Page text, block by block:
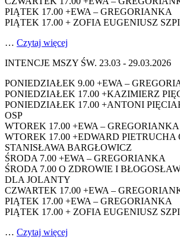
PIĄTEK 17.00 +EWA – GREGORIANKA
PIĄTEK 17.00 + ZOFIA EUGENIUSZ
… Czytaj więcej
INTENCJE MSZY ŚW. 23.03 - 29.03.2026
PONIEDZIAŁEK 9.00 +EWA –
PONIEDZIAŁEK 17.00 +KAZIMIERZ
PONIEDZIAŁEK 17.00 +ANTONI
OSP
WTOREK 17.00 +EWA – GREGORIANKA
WTOREK 17.00 +EDWARD
STANISŁAWA BARGŁOWICZ
ŚRODA 7.00 +EWA – GREGORIANKA
ŚRODA 7.00 O ZDROWIE I
DLA JOLANTY
CZWARTEK 17.00 +EWA –
PIĄTEK 17.00 +EWA – GREGORIANKA
PIĄTEK 17.00 + ZOFIA EUGENIUSZ
… Czytaj więcej